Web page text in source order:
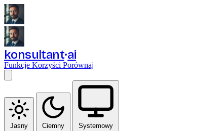
konsultant ai
Funkcje Korzyści Porównaj
Jasny Ciemny Systemowy